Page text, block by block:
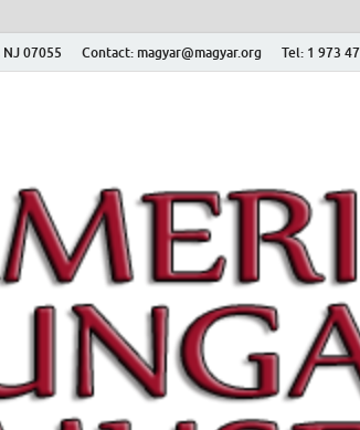
NJ 07055 Contact: magyar@magyar.org Tel: 1 973